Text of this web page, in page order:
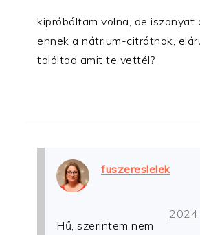
kipróbáltam volna, de iszonyat
ennek a nátrium-citrátnak,
találtad amit te vettél?
fuszereslelek
Hű, szerintem nem